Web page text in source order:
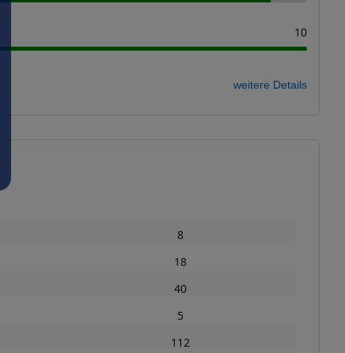
10
weitere Details
8
18
40
5
112